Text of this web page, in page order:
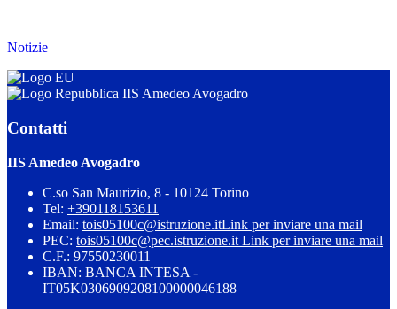
Notizie
IIS Amedeo Avogadro
Contatti
IIS Amedeo Avogadro
C.so San Maurizio, 8 - 10124 Torino
Tel: +390118153611
Email: tois05100c@istruzione.itLink per inviare una mail
PEC: tois05100c@pec.istruzione.it Link per inviare una mail
C.F.: 97550230011
IBAN: BANCA INTESA -
IT05K0306909208100000046188